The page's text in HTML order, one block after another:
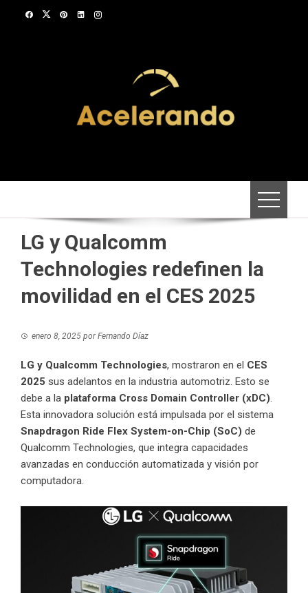
LG y Qualcomm
Technologies redefinen la
movilidad en el CES 2025
enero 8, 2025 porFernando Díaz
LG y Qualcomm Technologies, mostraron en el CES
2025 sus adelantos en la industria automotriz. Esto se
debe a la plataforma Cross Domain Controller (xDC).
Esta innovadora solución está impulsada por el sistema
Snapdragon Ride Flex System-on-Chip (SoC) de
Qualcomm Technologies, que integra capacidades
avanzadas en conducción automatizada y visión por
computadora.